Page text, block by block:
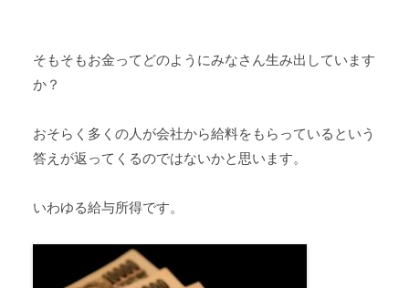
そもそもお金ってどのようにみなさん生み出しています
か？
おそらく多くの人が会社から給料をもらっているという
答えが返ってくるのではないかと思います。
いわゆる給与所得です。